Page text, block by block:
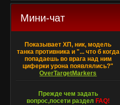
Мини-чат
Показывает ХП, ник, модель
танка противника и "... что б когда
попадаешь во врага над ним
циферки урона появлялись?"
OverTargetMarkers
Прежде чем задать
вопрос,посети раздел FAQ!